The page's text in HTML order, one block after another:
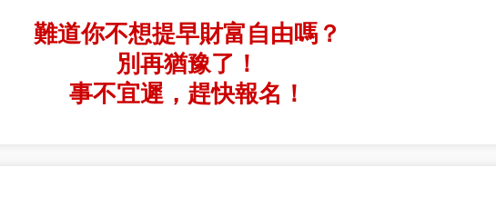
難道你不想提早財富自由嗎？
別再猶豫了！
事不宜遲，趕快報名！